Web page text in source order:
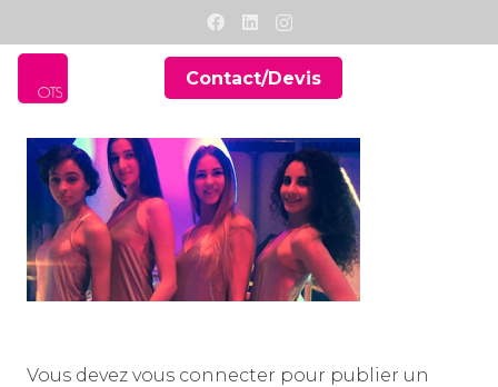
Contact/Devis
Vous devez vous connecter pour publier un